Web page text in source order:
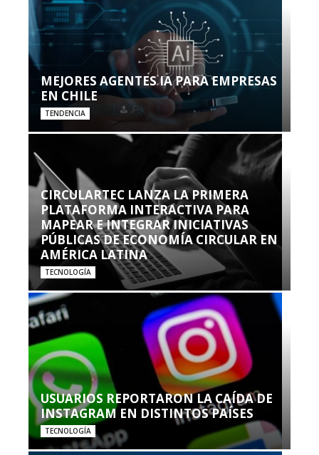
MEJORES AGENTES IA PARA EMPRESAS
EN CHILE
TENDENCIA
CIRCULARTEC LANZA LA PRIMERA
PLATAFORMA INTERACTIVA PARA
MAPEAR E INTEGRAR INICIATIVAS
PÚBLICAS DE ECONOMÍA CIRCULAR EN
AMÉRICA LATINA
TECNOLOGÍA
USUARIOS REPORTARON LA CAÍDA DE
INSTAGRAM EN DISTINTOS PAÍSES
TECNOLOGÍA